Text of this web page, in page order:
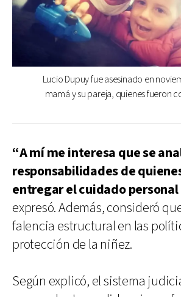
Lucio Dupuy fue asesinado en
mamá y su pareja, quienes fueron
“A mí me interesa que se
responsabilidades de
entregar el cuidado
expresó. Además, consideró
falencia estructural en las
protección de la niñez.
Según explicó, el sistema